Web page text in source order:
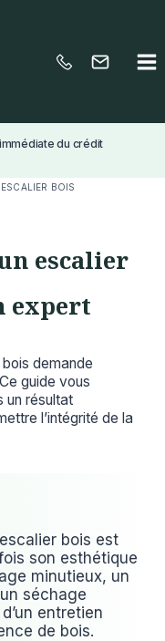
du crédit
BOIS
escalier
expert
demande
guide vous
un résultat
l’intégrité de la
bois est
son esthétique
minutieux, un
séchage
entretien
de bois.